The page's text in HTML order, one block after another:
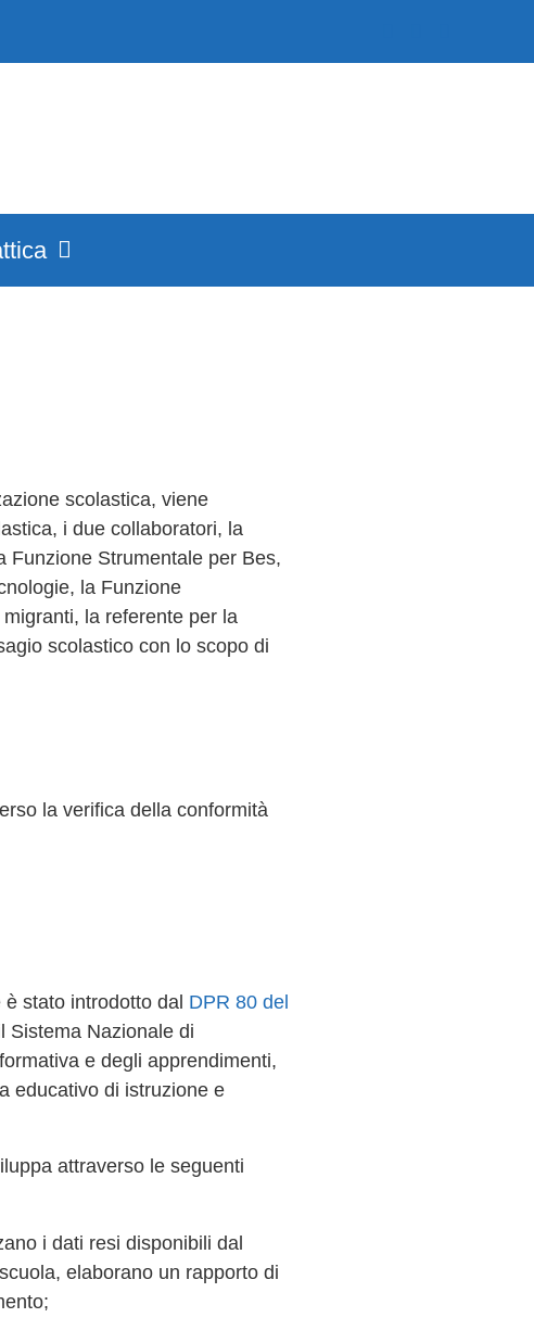
scolastica, viene
i due collaboratori, la
Funzione Strumentale per Bes,
la Funzione
la referente per la
scolastico con lo scopo di
la verifica della conformità
stato introdotto dal DPR 80 del
Sistema Nazionale di
e degli apprendimenti,
educativo di istruzione e
attraverso le seguenti
i dati resi disponibili dal
elaborano un rapporto di